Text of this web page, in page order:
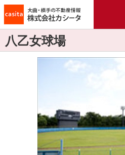
八乙女球場